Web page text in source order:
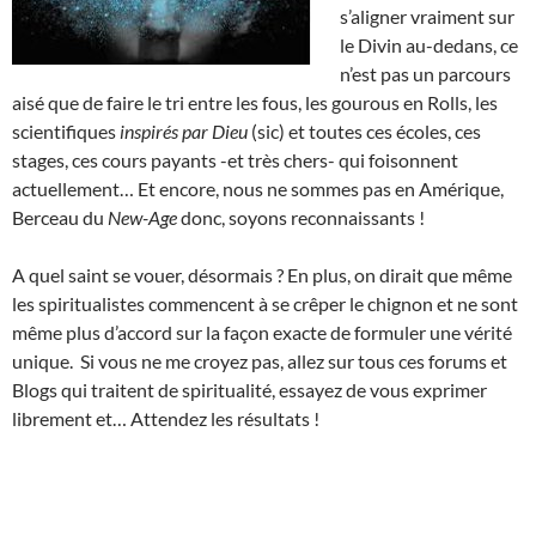
s’aligner vraiment sur
le Divin au-dedans, ce
n’est pas un parcours
aisé que de faire le tri entre les fous, les gourous en Rolls, les
scientifiques inspirés par Dieu (sic) et toutes ces écoles, ces
stages, ces cours payants -et très chers- qui foisonnent
actuellement… Et encore, nous ne sommes pas en Amérique,
Berceau du New-Agedonc, soyons reconnaissants !
A quel saint se vouer, désormais ? En plus, on dirait que même
les spiritualistes commencent à se crêper le chignon et ne sont
même plus d’accord sur la façon exacte de formuler une vérité
unique. Si vous ne me croyez pas, allez sur tous ces forums et
Blogs qui traitent de spiritualité, essayez de vous exprimer
librement et… Attendez les résultats !